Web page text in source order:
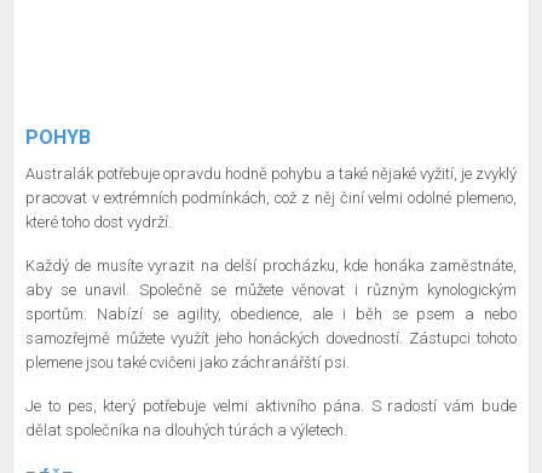
POHYB
Australák potřebuje opravdu hodně pohybu a také nějaké vyžití, je zvyklý
pracovat v extrémních podmínkách, což z něj činí velmi odolné plemeno,
které toho dost vydrží.
Každý de musíte vyrazit na delší procházku, kde honáka zaměstnáte,
aby se unavil. Společně se můžete věnovat i různým kynologickým
sportům. Nabízí se agility, obedience, ale i běh se psem a nebo
samozřejmě můžete využít jeho honáckých dovedností. Zástupci tohoto
plemene jsou také cvičeni jako záchranářští psi.
Je to pes, který potřebuje velmi aktivního pána. S radostí vám bude
dělat společníka na dlouhých túrách a výletech.